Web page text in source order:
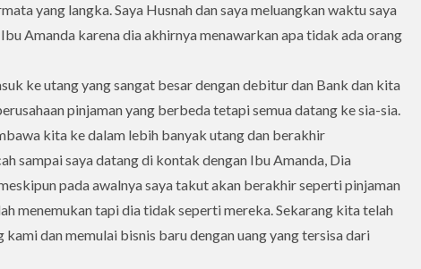
yang langka. Saya Husnah dan saya meluangkan waktu saya
Amanda karena dia akhirnya menawarkan apa tidak ada orang
ke utang yang sangat besar dengan debitur dan Bank dan kita
pinjaman yang berbeda tetapi semua datang ke sia-sia.
kita ke dalam lebih banyak utang dan berakhir
sampai saya datang di kontak dengan Ibu Amanda, Dia
pada awalnya saya takut akan berakhir seperti pinjaman
menemukan tapi dia tidak seperti mereka. Sekarang kita telah
dan memulai bisnis baru dengan uang yang tersisa dari